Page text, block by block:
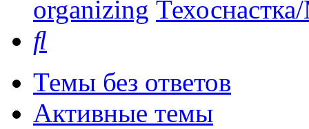
organizing
Темы без ответов
Активные темы